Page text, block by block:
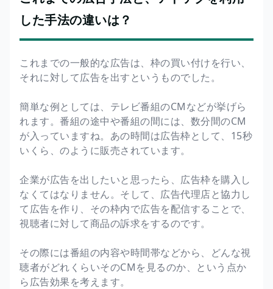
した手法の違いは？
これまでの一般的な広告は、枠の買い付けを行い、
それに対して広告を出すというものでした。
簡単な例としては、テレビ番組のCMなどが挙げら
れます。番組の途中や番組の間には、数分間のCM
が入っていますね。あの時間は広告枠として、15秒
いくら、のように販売されています。
企業が広告を出したいと思ったら、広告枠を購入し
なくてはなりません。そして、広告代理店と協力し
て広告を作り、その枠内で広告を配信することで、
視聴者に対して商品の訴求をするのです。
その際には番組の内容や時間帯などから、どんな視
聴者がどれくらいそのCMを見るのか、という点か
ら広告効果を考えます。